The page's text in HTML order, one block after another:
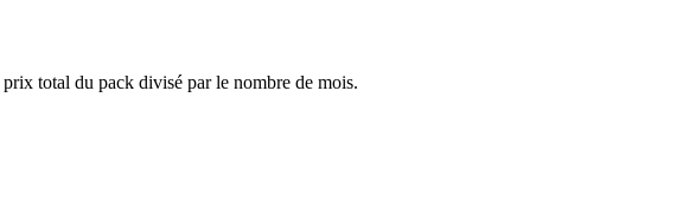
total du pack divisé par le nombre de mois.